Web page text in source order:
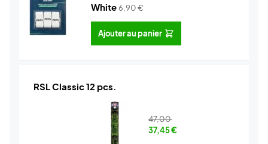
White6,90€
Ajouter au panier
RSL Classic 12 pcs.
47,00
37,45€